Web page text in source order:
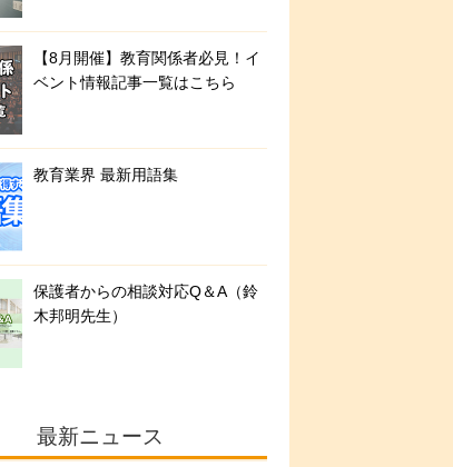
【8月開催】教育関係者必見！イ
ベント情報記事一覧はこちら
教育業界 最新用語集
保護者からの相談対応Q＆A（鈴
木邦明先生）
最新ニュース